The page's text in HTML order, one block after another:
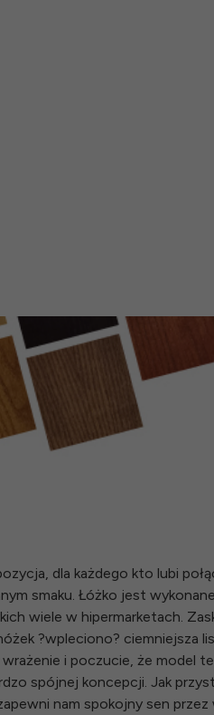
dla każdego kto lubi
smaku. Łóżko jest
wiele w hipermarketach.
?wpleciono? ciemniejsza
i poczucie, że model
spójnej koncepcji. Jak
nam spokojny sen